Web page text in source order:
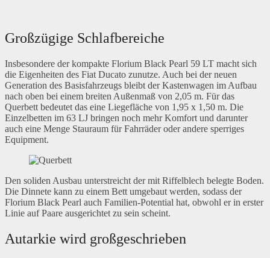
Großzügige Schlafbereiche
Insbesondere der kompakte Florium Black Pearl 59 LT macht sich
die Eigenheiten des Fiat Ducato zunutze. Auch bei der neuen
Generation des Basisfahrzeugs bleibt der Kastenwagen im Aufbau
nach oben bei einem breiten Außenmaß von 2,05 m. Für das
Querbett bedeutet das eine Liegefläche von 1,95 x 1,50 m. Die
Einzelbetten im 63 LJ bringen noch mehr Komfort und darunter
auch eine Menge Stauraum für Fahrräder oder andere sperriges
Equipment.
Den soliden Ausbau unterstreicht der mit Riffelblech belegte Boden.
Die Dinnete kann zu einem Bett umgebaut werden, sodass der
Florium Black Pearl auch Familien-Potential hat, obwohl er in erster
Linie auf Paare ausgerichtet zu sein scheint.
Autarkie wird großgeschrieben